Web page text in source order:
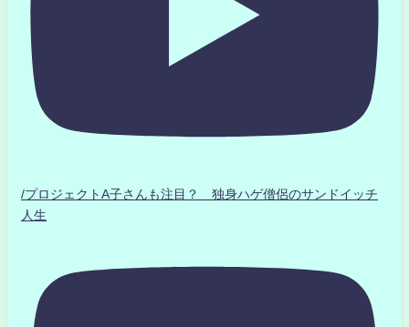
/プロジェクトA子さんも注目？ 独身ハゲ僧侶のサンドイッチ
人生